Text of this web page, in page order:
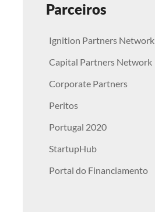
Parceiros
Ignition Partners Network
Capital Partners Network
Corporate Partners
Peritos
Portugal 2020
StartupHub
Portal do Financiamento